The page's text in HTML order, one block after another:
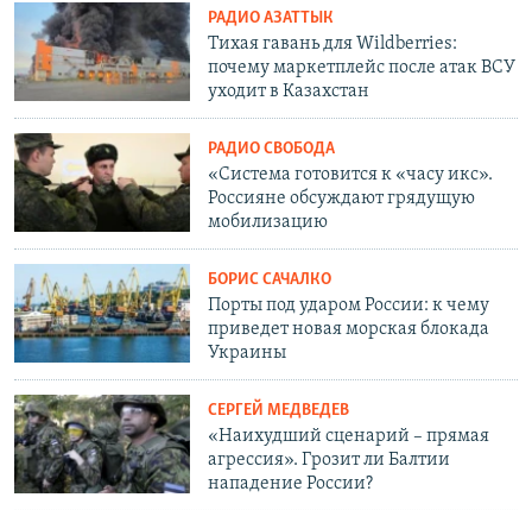
РАДИО АЗАТТЫК
Тихая гавань для Wildberries:
почему маркетплейс после атак ВСУ
уходит в Казахстан
РАДИО СВОБОДА
«Система готовится к «часу икс».
Россияне обсуждают грядущую
мобилизацию
БОРИС САЧАЛКО
Порты под ударом России: к чему
приведет новая морская блокада
Украины
СЕРГЕЙ МЕДВЕДЕВ
«Наихудший сценарий – прямая
агрессия». Грозит ли Балтии
нападение России?